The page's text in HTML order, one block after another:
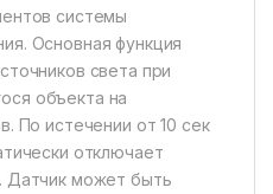
системы
Основная функция
света при
объекта на
По истечении от 10 сек
отключает
Датчик может быть